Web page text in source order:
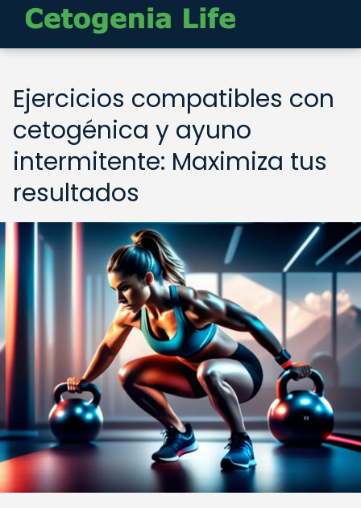
Ejercicios compatibles con
cetogénica y ayuno
intermitente: Maximiza tus
resultados